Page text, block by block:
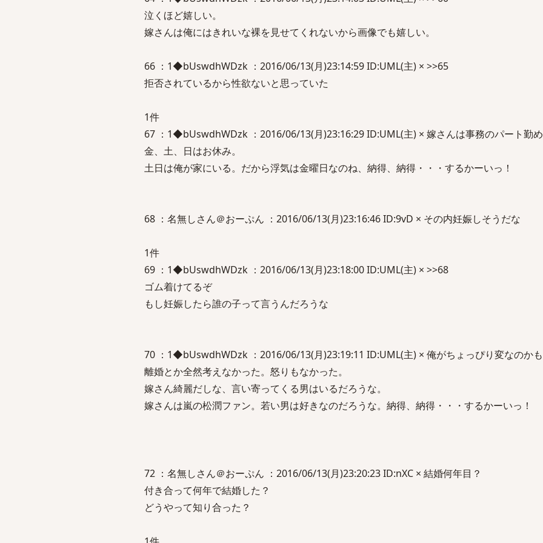
泣くほど嬉しい。
嫁さんは俺にはきれいな裸を見せてくれないから画像でも嬉しい。
66 ：1◆bUswdhWDzk ：2016/06/13(月)23:14:59 ID:UML(主) × >>65
拒否されているから性欲ないと思っていた
1件
67 ：1◆bUswdhWDzk ：2016/06/13(月)23:16:29 ID:UML(主) × 嫁さんは事務のパート勤
金、土、日はお休み。
土日は俺が家にいる。だから浮気は金曜日なのね、納得、納得・・・するかーいっ！
68 ：名無しさん＠おーぷん ：2016/06/13(月)23:16:46 ID:9vD × その内妊娠しそうだな
1件
69 ：1◆bUswdhWDzk ：2016/06/13(月)23:18:00 ID:UML(主) × >>68
ゴム着けてるぞ
もし妊娠したら誰の子って言うんだろうな
70 ：1◆bUswdhWDzk ：2016/06/13(月)23:19:11 ID:UML(主) × 俺がちょっぴり変なのか
離婚とか全然考えなかった。怒りもなかった。
嫁さん綺麗だしな、言い寄ってくる男はいるだろうな。
嫁さんは嵐の松潤ファン。若い男は好きなのだろうな。納得、納得・・・するかーいっ！
72 ：名無しさん＠おーぷん ：2016/06/13(月)23:20:23 ID:nXC × 結婚何年目？
付き合って何年で結婚した？
どうやって知り合った？